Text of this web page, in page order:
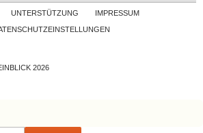
Skip to content
UNTERSTÜTZUNG
IMPRESSUM
2026